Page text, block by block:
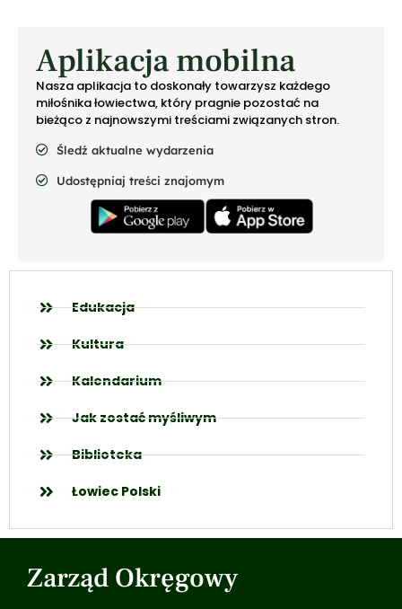
Aplikacja mobilna
Nasza aplikacja to doskonały towarzysz każdego
miłośnika łowiectwa, który pragnie pozostać na
bieżąco z najnowszymi treściami związanych stron.
Śledź aktualne wydarzenia
Udostępniaj treści znajomym
Edukacja
Kultura
Kalendarium
Jak zostać myśliwym
Biblioteka
Łowiec Polski
Zarząd Okręgowy